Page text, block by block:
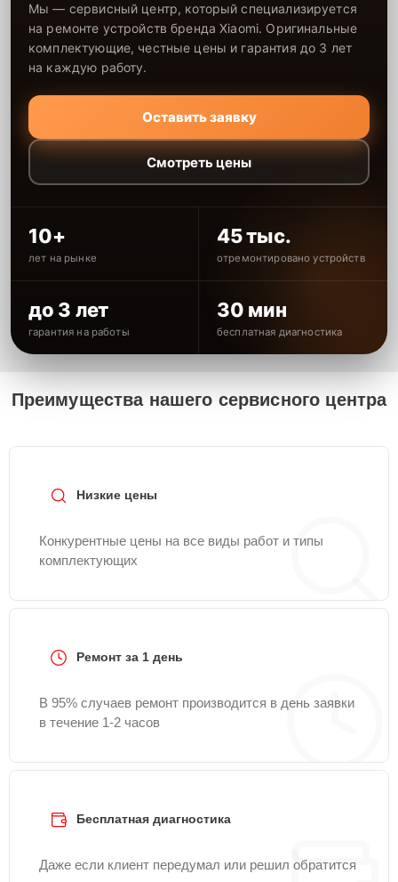
Мы — сервисный центр, который специализируется
на ремонте устройств бренда Xiaomi. Оригинальные
комплектующие, честные цены и гарантия до 3 лет
на каждую работу.
Оставить заявку
Смотреть цены
10+
лет на рынке
45 тыс.
отремонтировано устройств
до 3 лет
гарантия на работы
30 мин
бесплатная диагностика
Преимущества нашего сервисного центра
Низкие цены
Конкурентные цены на все виды работ и типы
комплектующих
Ремонт за 1 день
В 95% случаев ремонт производится в день заявки
в течение 1-2 часов
Бесплатная диагностика
Даже если клиент передумал или решил обратится